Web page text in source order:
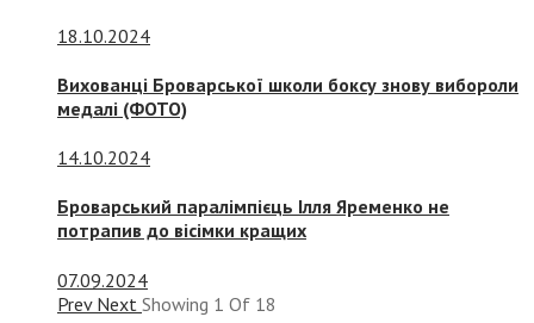
18.10.2024
Вихованці Броварської школи боксу знову вибороли
медалі (ФОТО)
14.10.2024
Броварський паралімпієць Ілля Яременко не
потрапив до вісімки кращих
07.09.2024
Prev Next Showing 1 Of 18